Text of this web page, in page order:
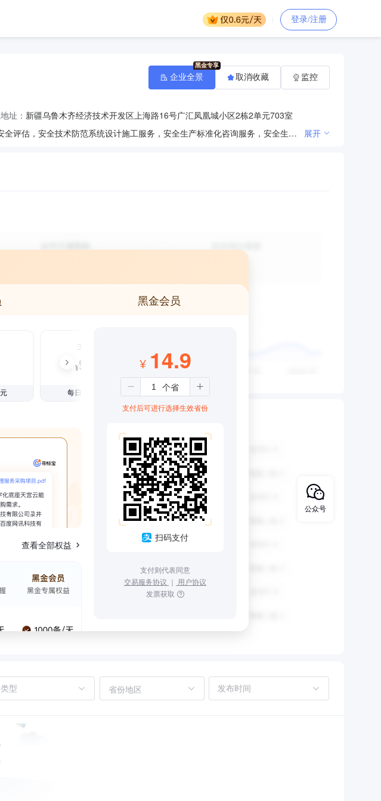
登录/注册
址： 新疆乌鲁木齐经济技术开发区上海路16号广汇凤凰城小区2栋2单元703室
安全生产知识和能力培训、特种作业操作人员培训、考核工作，建设项目安全评估，安全技术防范系统设计施工服务，安全生产标准化咨询服务，安全生产技术咨询服务。销售：消防器材，机械设备。（依法须经批准的项目，经相关部门批准后方可开展经营活动） 展开
企业全景 取消收藏 监控
黑金会员
3个月
¥99
每日仅1.08元
查看全部权益
¥ 14.9
支付后可进行选择生效省份
扫码支付
支付则代表同意
交易服务协议 ｜ 用户协议
发票获取
省份地区
公众号